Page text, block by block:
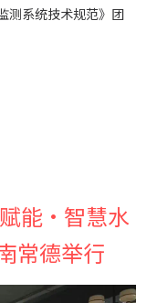
测系统技术规范》团
能·智慧水
常德举行